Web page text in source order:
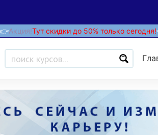
👉Акция!Тут скидки до 50% только сегодня!